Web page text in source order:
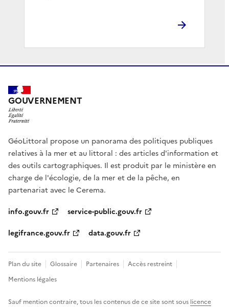
GOUVERNEMENT
GéoLittoral propose un panorama des politiques publiques
relatives à la mer et au littoral : des articles d'information et
des outils cartographiques. Il est produit par le ministère en
charge de l'écologie, de la mer et de la pêche, en
partenariat avec le Cerema.
info.gouv.fr
service-public.gouv.fr
legifrance.gouv.fr
data.gouv.fr
Plan du site Glossaire Partenaires
Accès restreint
Mentions légales
Sauf mention contraire, tous les contenus de ce site sont sous licence